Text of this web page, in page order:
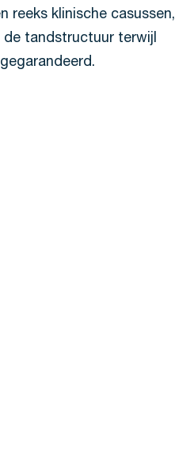
reeks klinische casussen,
de tandstructuur terwijl